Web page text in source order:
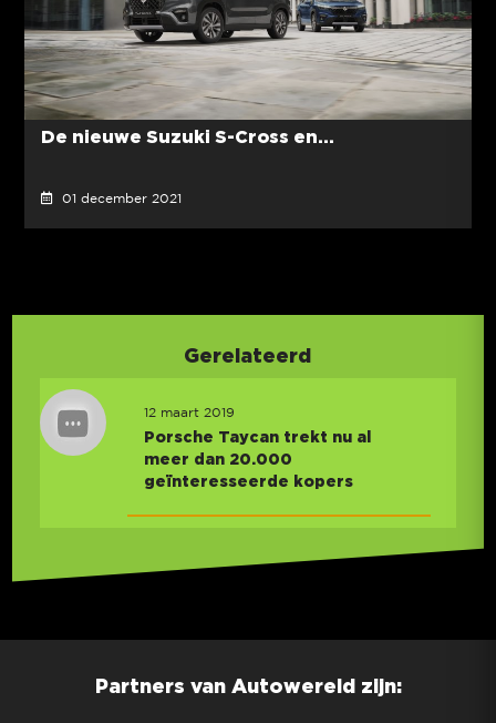
De nieuwe Suzuki S-Cross en...
01 december 2021
Gerelateerd
12 maart 2019
Porsche Taycan trekt nu al
meer dan 20.000
geïnteresseerde kopers
Partners van Autowereld zijn: